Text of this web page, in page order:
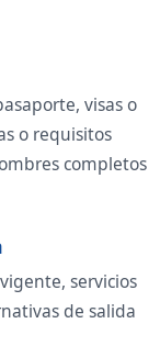
visas o
o requisitos
completos
servicios
de salida